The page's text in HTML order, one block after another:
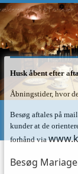
Husk åbent efter
Åbningstider, hvor
Besøg aftales på
kunder at de
forhånd via
Besøg